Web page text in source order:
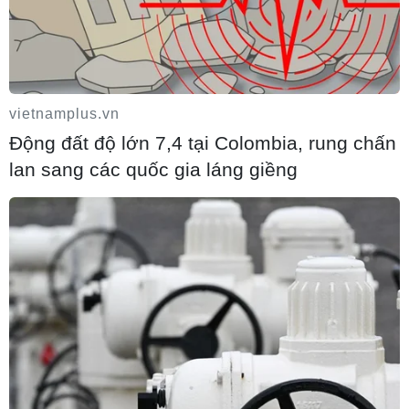
26/11/2018 16:04
Tổng công ty Đầu tư phát triển đường cao tốc Việt Nam sẽ tổ chức
thi công bù lún đầu cầu, cống thuộc phạm vi gói thầu số 2, 3A, 3B
của dự án xây dựng đường cao tốc Đà Nẵng-Quảng Ngãi.
Tin cùng chuyên mục
Chấp thuận chủ trương đầu tư mở rộng
Quốc lộ 56, đoạn qua Đồng Nai
10/08/2026 21:17
Thành phố Hồ Chí Minh sẽ tích hợp IoT
vào hạ tầng giao thông thông minh
10/08/2026 21:08
vietnamplus.vn
Động đất độ lớn 7,4 tại Colombia, rung chấn
lan sang các quốc gia láng giềng